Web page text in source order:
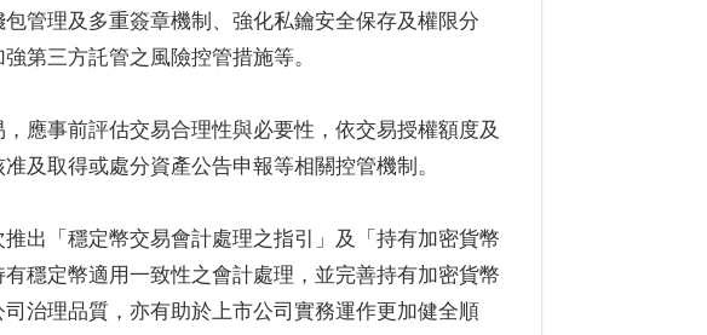
管理及多重簽章機制、強化私鑰安全保存及權限分
第三方託管之風險控管措施等。
應事前評估交易合理性與必要性，依交易授權額度及
及取得或處分資產公告申報等相關控管機制。
出「穩定幣交易會計處理之指引」及「持有加密貨幣
穩定幣適用一致性之會計處理，並完善持有加密貨幣
治理品質，亦有助於上市公司實務運作更加健全順